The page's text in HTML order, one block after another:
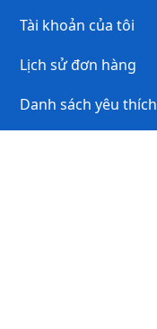
Tài khoản của tôi
Lịch sử đơn hàng
Danh sách yêu thích